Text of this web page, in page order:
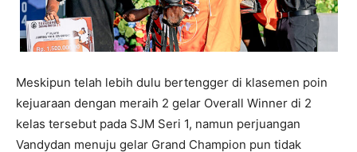
Meskipun telah lebih dulu bertengger di klasemen poin
kejuaraan dengan meraih 2 gelar Overall Winner di 2
kelas tersebut pada SJM Seri 1, namun perjuangan
Vandydan menuju gelar Grand Champion pun tidak